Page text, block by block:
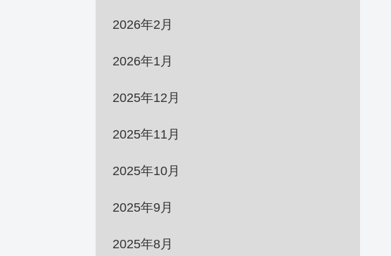
2026年2月
2026年1月
2025年12月
2025年11月
2025年10月
2025年9月
2025年8月